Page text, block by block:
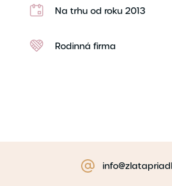
Na trhu od roku 2013
Rodinná firma